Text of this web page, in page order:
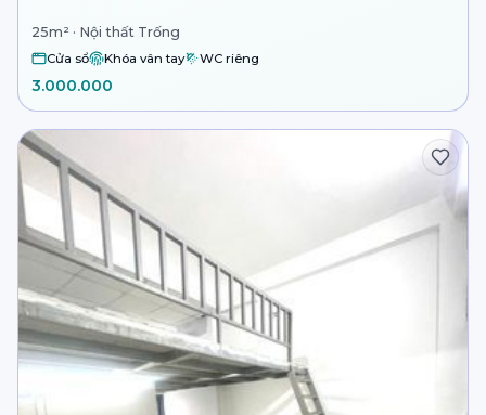
25m² · Nội thất Trống
Cửa sổ Khóa vân tay WC riêng
3.000.000